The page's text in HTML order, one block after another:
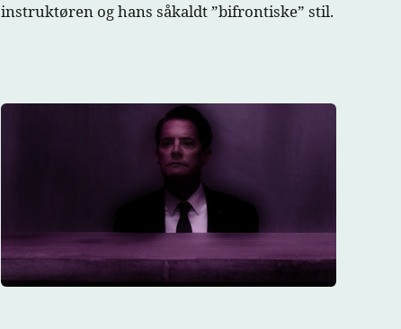
instruktøren og hans såkaldt ”bifrontiske” stil.